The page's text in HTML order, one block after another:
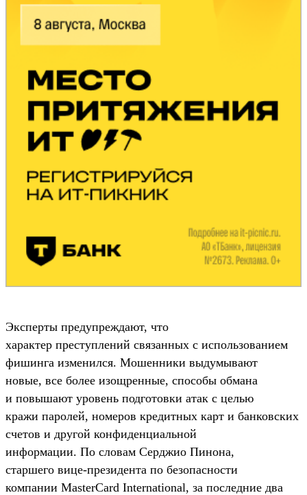
Эксперты предупреждают, что
характер преступлений связанных с использованием
фишинга изменился. Мошенники выдумывают
новые, все более изощренные, способы обмана
и повышают уровень подготовки атак с целью
кражи паролей, номеров кредитных карт и банковских
счетов и другой конфиденциальной
информации. По словам Серджио Пинона,
старшего вице-президента по безопасности
компании MasterCard International, за последние два